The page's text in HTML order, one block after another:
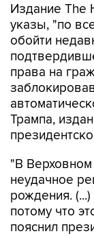
Издание The
указы, "по
обойти
права на
Трампа,
"В
неудачное
рождения.
потому что
пояснил